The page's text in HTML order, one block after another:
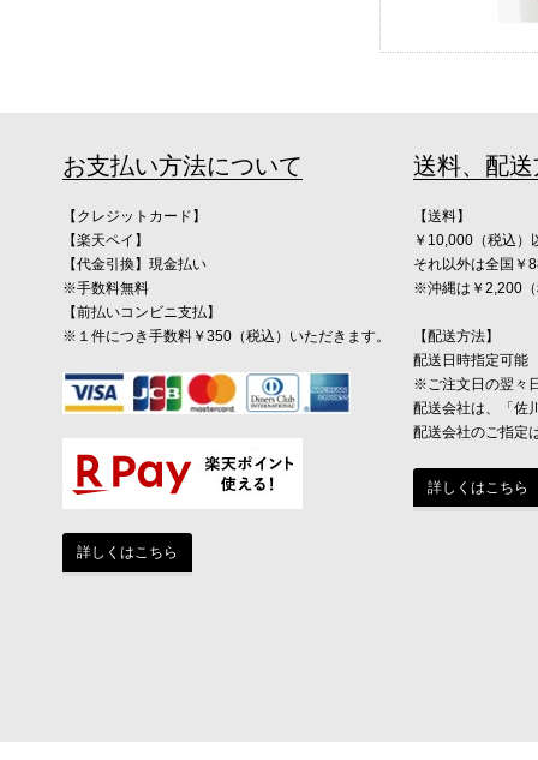
お支払い方法について 送料、配
【クレジットカード】
【楽天ペイ】
【代金引換】現金払い
※手数料無料
【前払いコンビニ支払】
※１件につき手数料￥350（税込）いただきます。
詳しくはこちら
【送料】
￥10,000（税込）
それ以外は全国￥
※沖縄は￥2,200
【配送方法】
配送日時指定可能
※ご注文日の翌々
配送会社は、「佐
配送会社のご指定
詳しくはこちら